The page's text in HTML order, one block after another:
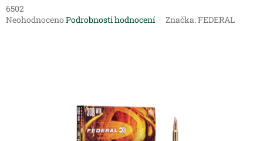
6502
Průměrné
Neohodnoceno Podrobnosti hodnocení Značka:FEDERAL